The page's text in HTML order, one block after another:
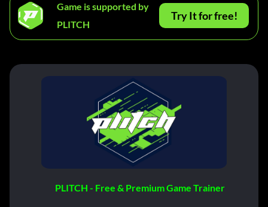
Game is supported by
PLITCH
Try It for free!
PLITCH - Free & Premium Game Trainer